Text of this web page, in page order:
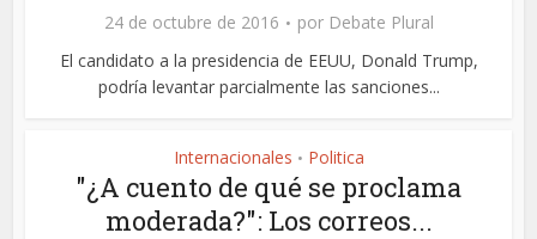
24 de octubre de 2016 por Debate Plural
El candidato a la presidencia de EEUU, Donald Trump,
podría levantar parcialmente las sanciones...
Internacionales • Politica
"¿A cuento de qué se proclama
moderada?": Los correos...